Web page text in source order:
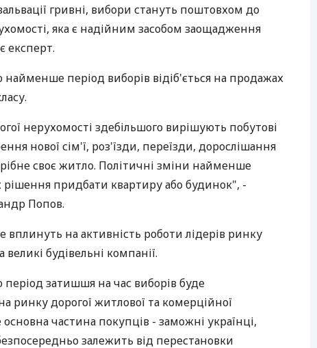
гривні, вибори стануть поштовхом до
яка є надійним засобом заощадження
експерт.
найменше період виборів відіб'ється на продажах
нерухомості здебільшого вирішують побутові
нової сім'ї, роз'їзди, переїзди, дорослішання
своє житло. Політичні зміни найменше
рішення придбати квартиру або будинок", -
Попов.
вплинуть на активність роботи лідерів ринку
будівельні компанії.
період затишшя на час виборів буде
ринку дорогої житлової та комерційної
частина покупців - заможні українці,
залежить від перестановки